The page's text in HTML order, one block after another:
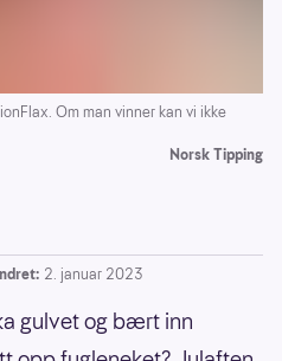
Om man vinner kan vi ikke
Norsk Tipping
2. januar 2023
gulvet og bært inn